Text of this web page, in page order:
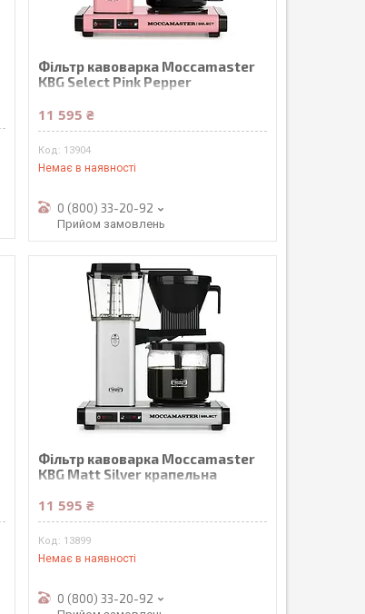
Фільтр кавоварка Moccamaster
KBG Select Pink Pepper
11 595 ₴
13904
Немає в наявності
0 (800) 33-20-92
Прийом замовлень
Фільтр кавоварка Moccamaster
KBG Matt Silver крапельна
11 595 ₴
13899
Немає в наявності
0 (800) 33-20-92